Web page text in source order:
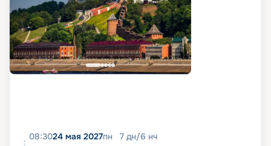
08:3024 мая 2027пн 7 дн/6 нч